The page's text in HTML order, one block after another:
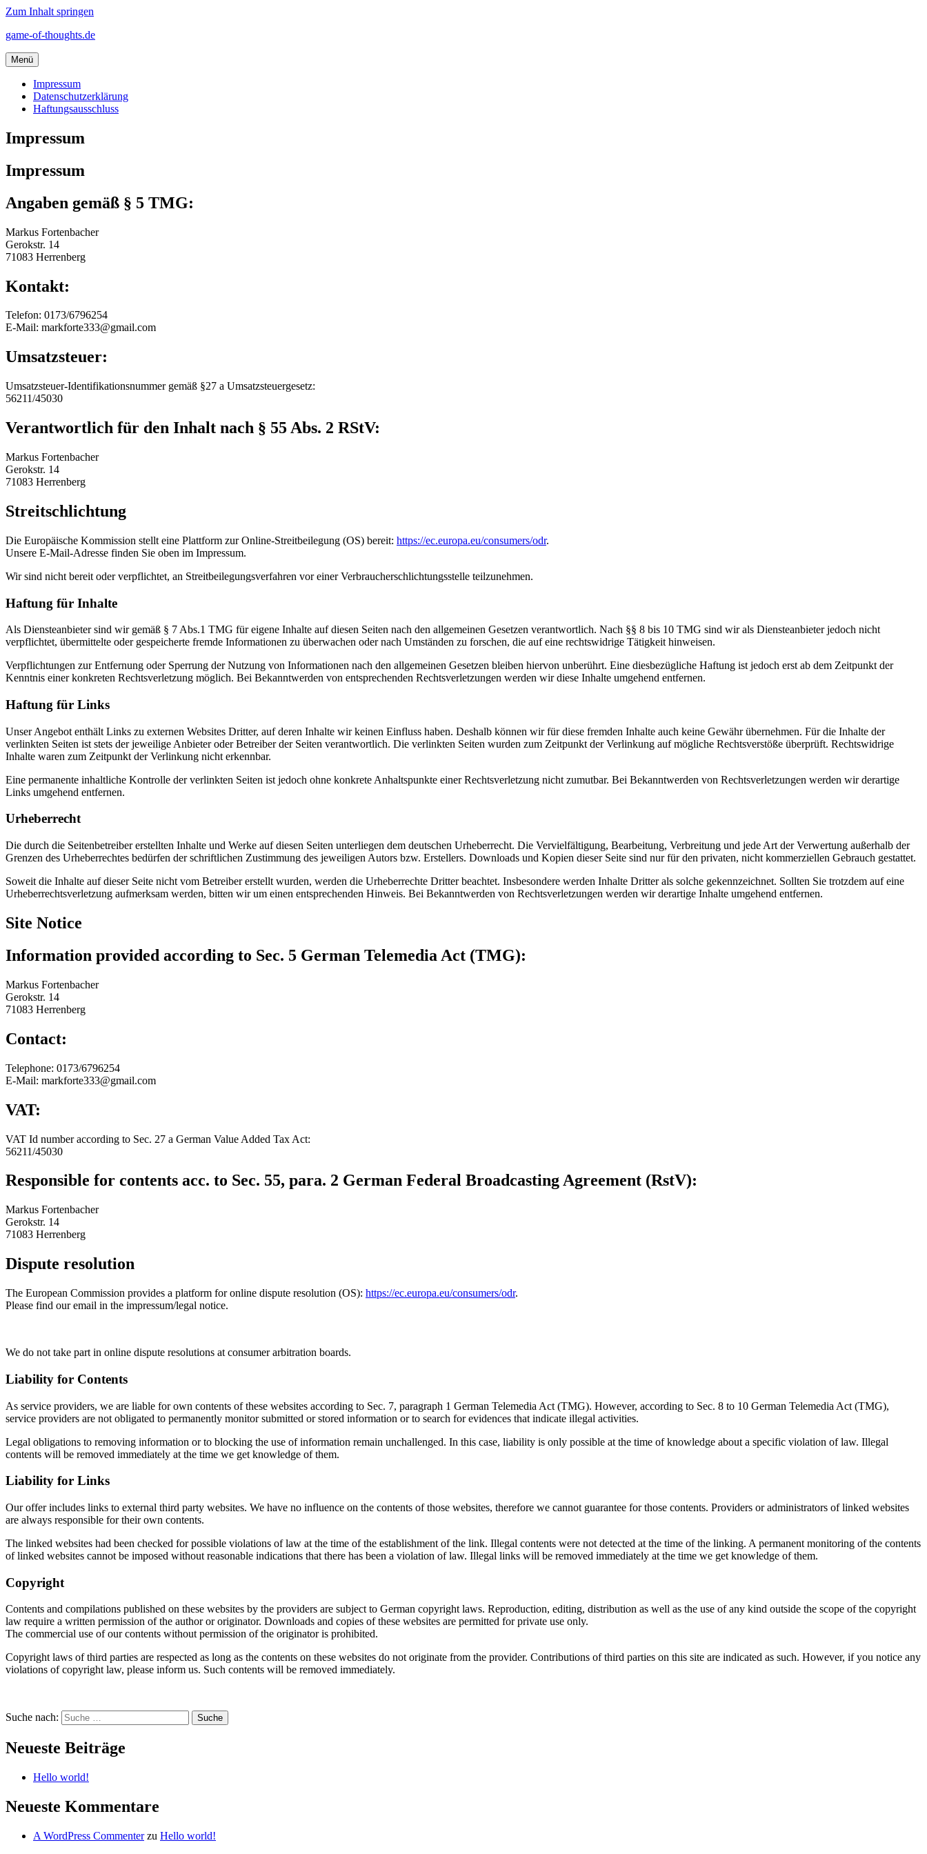
Zum Inhalt springen
game-of-thoughts.de
Menü
Impressum
Datenschutzerklärung
Haftungsausschluss
Impressum
Impressum
Angaben gemäß § 5 TMG:
Markus Fortenbacher
Gerokstr. 14
71083 Herrenberg
Kontakt:
Telefon: 0173/6796254
E-Mail: markforte333@gmail.com
Umsatzsteuer:
Umsatzsteuer-Identifikationsnummer gemäß §27 a Umsatzsteuergesetz:
56211/45030
Verantwortlich für den Inhalt nach § 55 Abs. 2 RStV:
Markus Fortenbacher
Gerokstr. 14
71083 Herrenberg
Streitschlichtung
Die Europäische Kommission stellt eine Plattform zur Online-Streitbeilegung (OS) bereit: https://ec.europa.eu/consumers/odr.
Unsere E-Mail-Adresse finden Sie oben im Impressum.
Wir sind nicht bereit oder verpflichtet, an Streitbeilegungsverfahren vor einer Verbraucherschlichtungsstelle teilzunehmen.
Haftung für Inhalte
Als Diensteanbieter sind wir gemäß § 7 Abs.1 TMG für eigene Inhalte auf diesen Seiten nach den allgemeinen Gesetzen verantwortlich. Nach §§ 8 bis 10 TMG sind wir als Diensteanbieter jedoch nicht
verpflichtet, übermittelte oder gespeicherte fremde Informationen zu überwachen oder nach Umständen zu forschen, die auf eine rechtswidrige Tätigkeit hinweisen.
Verpflichtungen zur Entfernung oder Sperrung der Nutzung von Informationen nach den allgemeinen Gesetzen bleiben hiervon unberührt. Eine diesbezügliche Haftung ist jedoch erst ab dem Zeitpunkt der
Kenntnis einer konkreten Rechtsverletzung möglich. Bei Bekanntwerden von entsprechenden Rechtsverletzungen werden wir diese Inhalte umgehend entfernen.
Haftung für Links
Unser Angebot enthält Links zu externen Websites Dritter, auf deren Inhalte wir keinen Einfluss haben. Deshalb können wir für diese fremden Inhalte auch keine Gewähr übernehmen. Für die Inhalte der
verlinkten Seiten ist stets der jeweilige Anbieter oder Betreiber der Seiten verantwortlich. Die verlinkten Seiten wurden zum Zeitpunkt der Verlinkung auf mögliche Rechtsverstöße überprüft. Rechtswidrige
Inhalte waren zum Zeitpunkt der Verlinkung nicht erkennbar.
Eine permanente inhaltliche Kontrolle der verlinkten Seiten ist jedoch ohne konkrete Anhaltspunkte einer Rechtsverletzung nicht zumutbar. Bei Bekanntwerden von Rechtsverletzungen werden wir derartige
Links umgehend entfernen.
Urheberrecht
Die durch die Seitenbetreiber erstellten Inhalte und Werke auf diesen Seiten unterliegen dem deutschen Urheberrecht. Die Vervielfältigung, Bearbeitung, Verbreitung und jede Art der Verwertung außerhalb der
Grenzen des Urheberrechtes bedürfen der schriftlichen Zustimmung des jeweiligen Autors bzw. Erstellers. Downloads und Kopien dieser Seite sind nur für den privaten, nicht kommerziellen Gebrauch gestattet.
Soweit die Inhalte auf dieser Seite nicht vom Betreiber erstellt wurden, werden die Urheberrechte Dritter beachtet. Insbesondere werden Inhalte Dritter als solche gekennzeichnet. Sollten Sie trotzdem auf eine
Urheberrechtsverletzung aufmerksam werden, bitten wir um einen entsprechenden Hinweis. Bei Bekanntwerden von Rechtsverletzungen werden wir derartige Inhalte umgehend entfernen.
Site Notice
Information provided according to Sec. 5 German Telemedia Act (TMG):
Markus Fortenbacher
Gerokstr. 14
71083 Herrenberg
Contact:
Telephone: 0173/6796254
E-Mail: markforte333@gmail.com
VAT:
VAT Id number according to Sec. 27 a German Value Added Tax Act:
56211/45030
Responsible for contents acc. to Sec. 55, para. 2 German Federal Broadcasting Agreement (RstV):
Markus Fortenbacher
Gerokstr. 14
71083 Herrenberg
Dispute resolution
The European Commission provides a platform for online dispute resolution (OS): https://ec.europa.eu/consumers/odr.
Please find our email in the impressum/legal notice.
We do not take part in online dispute resolutions at consumer arbitration boards.
Liability for Contents
As service providers, we are liable for own contents of these websites according to Sec. 7, paragraph 1 German Telemedia Act (TMG). However, according to Sec. 8 to 10 German Telemedia Act (TMG),
service providers are not obligated to permanently monitor submitted or stored information or to search for evidences that indicate illegal activities.
Legal obligations to removing information or to blocking the use of information remain unchallenged. In this case, liability is only possible at the time of knowledge about a specific violation of law. Illegal
contents will be removed immediately at the time we get knowledge of them.
Liability for Links
Our offer includes links to external third party websites. We have no influence on the contents of those websites, therefore we cannot guarantee for those contents. Providers or administrators of linked websites
are always responsible for their own contents.
The linked websites had been checked for possible violations of law at the time of the establishment of the link. Illegal contents were not detected at the time of the linking. A permanent monitoring of the contents
of linked websites cannot be imposed without reasonable indications that there has been a violation of law. Illegal links will be removed immediately at the time we get knowledge of them.
Copyright
Contents and compilations published on these websites by the providers are subject to German copyright laws. Reproduction, editing, distribution as well as the use of any kind outside the scope of the copyright
law require a written permission of the author or originator. Downloads and copies of these websites are permitted for private use only.
The commercial use of our contents without permission of the originator is prohibited.
Copyright laws of third parties are respected as long as the contents on these websites do not originate from the provider. Contributions of third parties on this site are indicated as such. However, if you notice any
violations of copyright law, please inform us. Such contents will be removed immediately.
Suche nach: Suche
Neueste Beiträge
Hello world!
Neueste Kommentare
A WordPress Commenterzu Hello world!